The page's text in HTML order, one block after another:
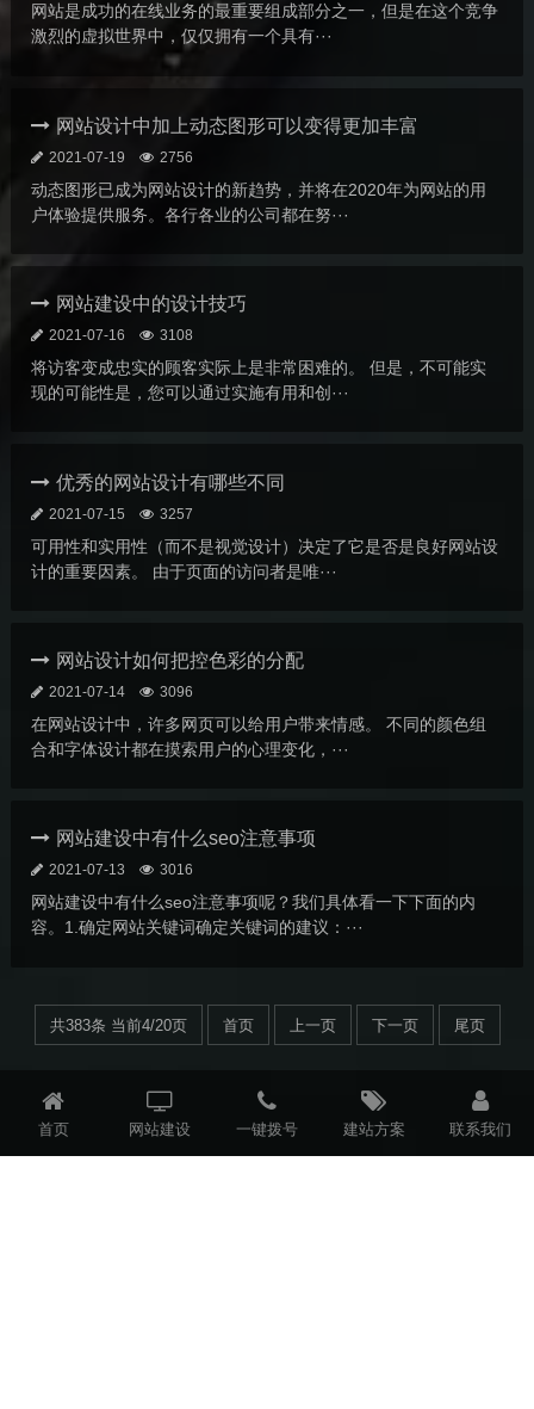
网站是成功的在线业务的最重要组成部分之一，但是在这个竞争
激烈的虚拟世界中，仅仅拥有一个具有···
网站设计中加上动态图形可以变得更加丰富
2021-07-19 2756
动态图形已成为网站设计的新趋势，并将在2020年为网站的用
户体验提供服务。各行各业的公司都在努···
网站建设中的设计技巧
2021-07-16 3108
将访客变成忠实的顾客实际上是非常困难的。 但是，不可能实
现的可能性是，您可以通过实施有用和创···
优秀的网站设计有哪些不同
2021-07-15 3257
可用性和实用性（而不是视觉设计）决定了它是否是良好网站设
计的重要因素。 由于页面的访问者是唯···
网站设计如何把控色彩的分配
2021-07-14 3096
在网站设计中，许多网页可以给用户带来情感。 不同的颜色组
合和字体设计都在摸索用户的心理变化，···
网站建设中有什么seo注意事项
2021-07-13 3016
网站建设中有什么seo注意事项呢？我们具体看一下下面的内
容。1.确定网站关键词确定关键词的建议：···
共383条 当前4/20页 首页 上一页 下一页 尾页
首页 网站建设 一键拨号 建站方案 联系我们